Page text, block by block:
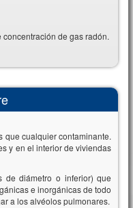
de gas radón.
que cualquier contaminante.
y en el interior de viviendas
de diámetro o inferior) que
e inorgánicas de todo
a los alvéolos pulmonares.